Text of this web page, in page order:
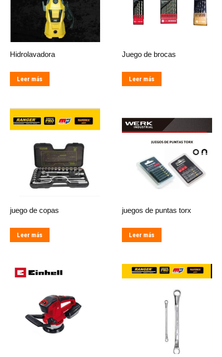
Hidrolavadora
Leer más
Juego de brocas
Leer más
juego de copas
Leer más
juegos de puntas torx
Leer más